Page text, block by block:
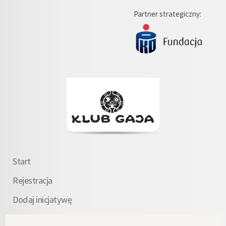
Partner strategiczny:
Start
Rejestracja
Dodaj inicjatywę